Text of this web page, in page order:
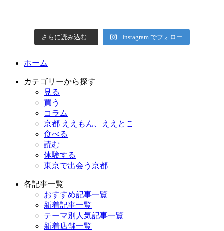
さらに読み込む... Instagram でフォロー
ホーム
カテゴリーから探す
見る
買う
コラム
京都 ええもん、ええとこ
食べる
読む
体験する
東京で出会う京都
各記事一覧
おすすめ記事一覧
新着記事一覧
テーマ別人気記事一覧
新着店舗一覧